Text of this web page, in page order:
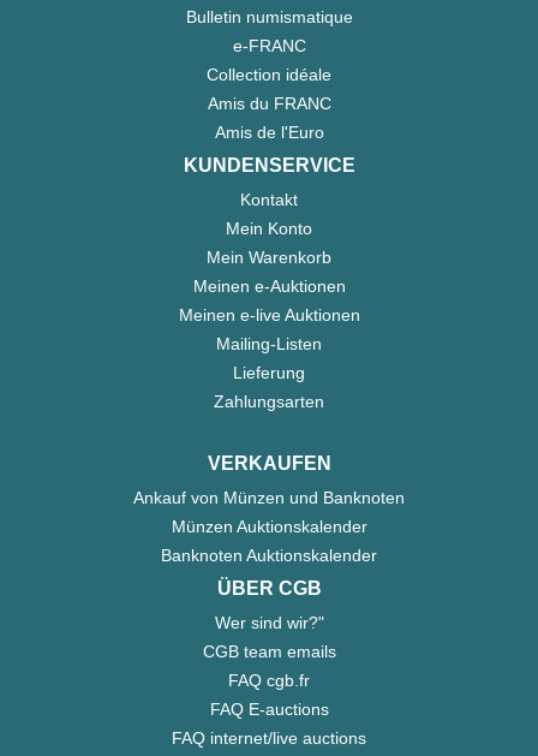
Bulletin numismatique
e-FRANC
Collection idéale
Amis du FRANC
Amis de l'Euro
KUNDENSERVICE
Kontakt
Mein Konto
Mein Warenkorb
Meinen e-Auktionen
Meinen e-live Auktionen
Mailing-Listen
Lieferung
Zahlungsarten
VERKAUFEN
Ankauf von Münzen und Banknoten
Münzen Auktionskalender
Banknoten Auktionskalender
ÜBER CGB
Wer sind wir?"
CGB team emails
FAQ cgb.fr
FAQ E-auctions
FAQ internet/live auctions